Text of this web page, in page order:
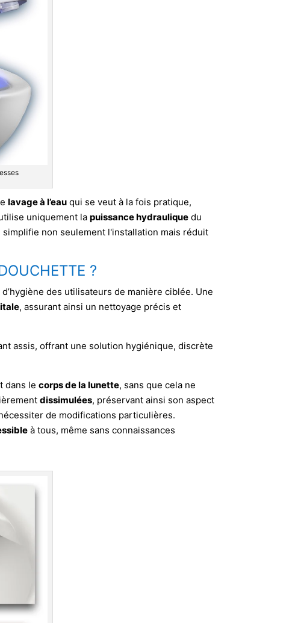
lavage à l’eau qui se veut à la fois pratique,
uniquement la puissance hydraulique du
non seulement l'installation mais réduit
?
des utilisateurs de manière ciblée. Une
, assurant ainsi un nettoyage précis et
assis, offrant une solution hygiénique, discrète
dans le corps de la lunette, sans que cela ne
dissimulées, préservant ainsi son aspect
de modifications particulières.
à tous, même sans connaissances